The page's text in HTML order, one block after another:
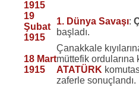
1915
19
Şubat
1915
1. Dünya Savaşı:
başladı.
18 Mart
1915
Çanakkale
müttefik ordularına
ATATÜRK
zaferle sonuçlandı.